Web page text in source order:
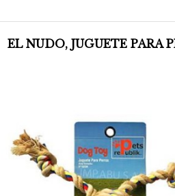
EL NUDO, JUGUETE PARA